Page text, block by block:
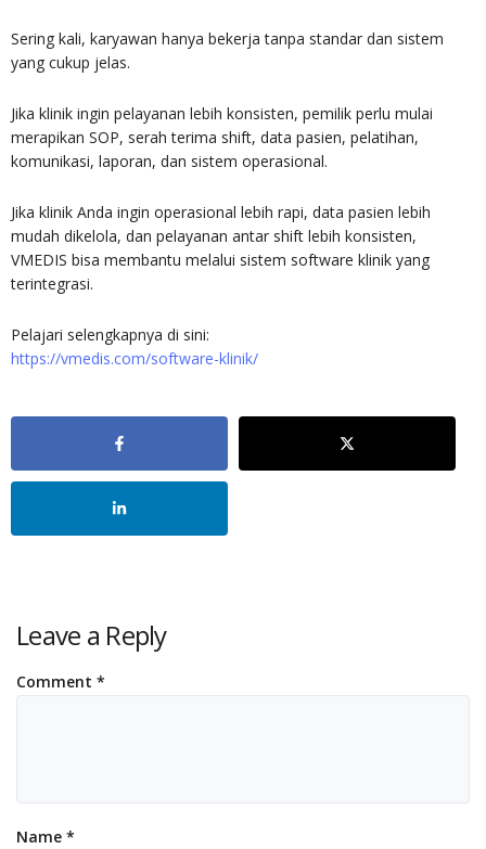
Sering kali, karyawan hanya bekerja tanpa standar dan sistem
yang cukup jelas.
Jika klinik ingin pelayanan lebih konsisten, pemilik perlu mulai
merapikan SOP, serah terima shift, data pasien, pelatihan,
komunikasi, laporan, dan sistem operasional.
Jika klinik Anda ingin operasional lebih rapi, data pasien lebih
mudah dikelola, dan pelayanan antar shift lebih konsisten,
VMEDIS bisa membantu melalui sistem software klinik yang
terintegrasi.
Pelajari selengkapnya di sini:
https://vmedis.com/software-klinik/
Leave a Reply
Comment *
Name *